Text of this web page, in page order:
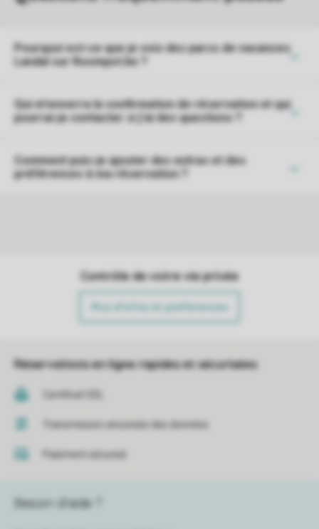
Pourquoi est-ce que je vois des parcs de vacances
Landal sur Roompot.be ?
Qui m'enverra la confirmation de réservation et qui
pourrai-je contacter si j'ai des questions ?
Comment puis-je ajouter des extras et des
préférences à ma réservation ?
Contrôle de votre vie privée
Plus d’infos et préférences
Réservations en ligne rapides et sécurisées
Certificat SSL
Transmission sécurisée des données
Paiement sécurisé
Besoin d’aide ?